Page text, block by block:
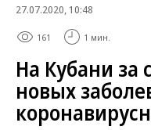
27.07.2020, 10:48
161 1 мин.
На Кубани за
новых